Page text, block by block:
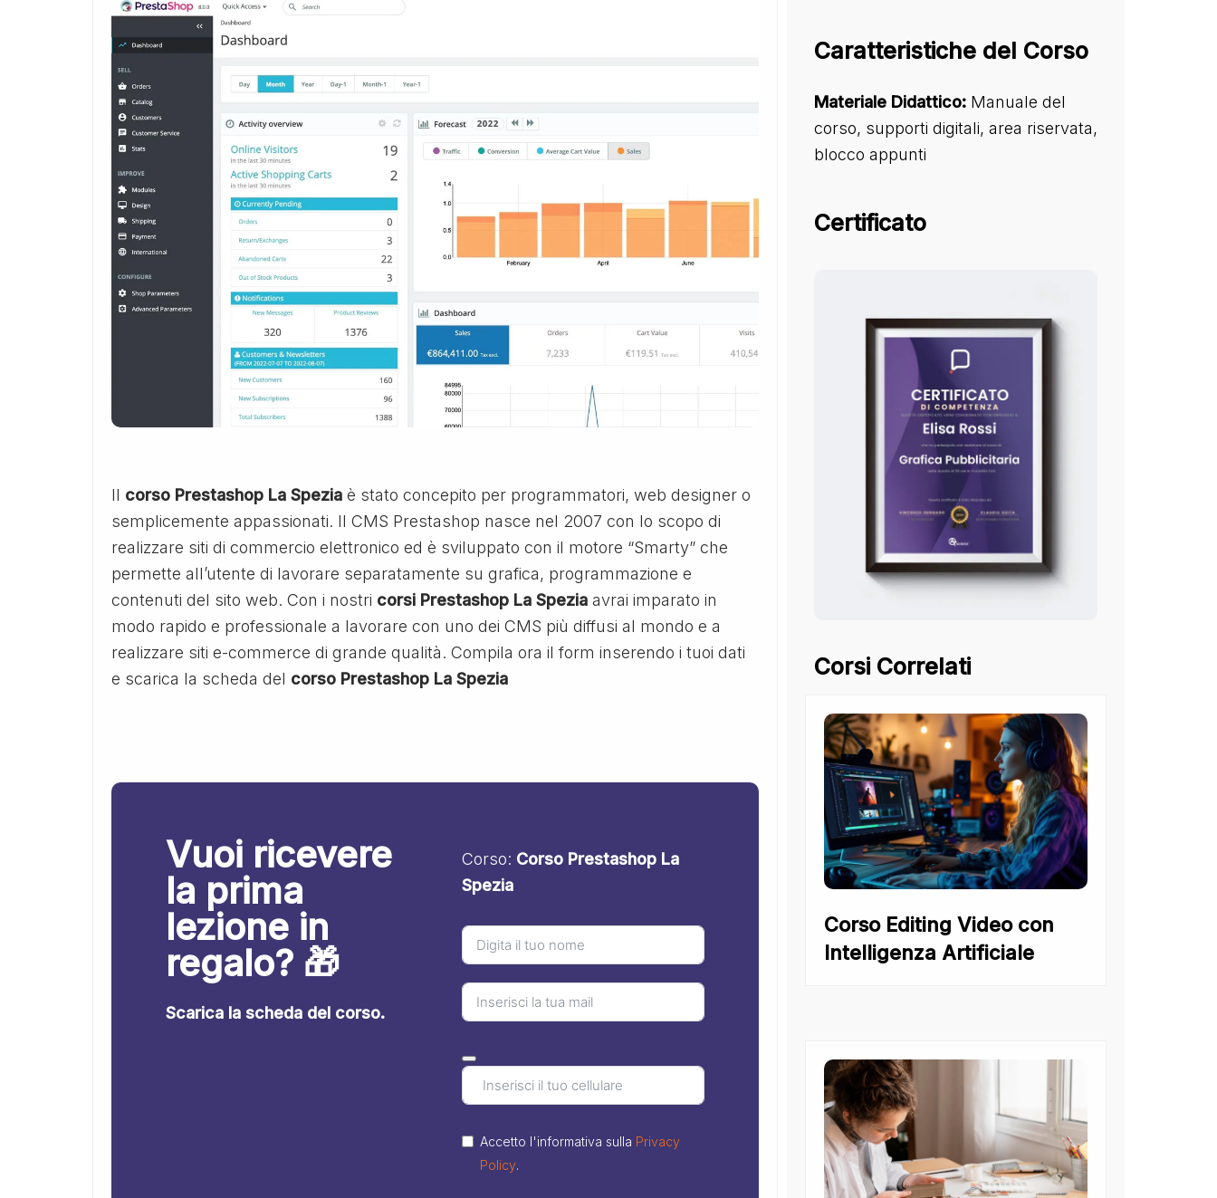
Il corso Prestashop La Spezia è stato concepito per programmatori, web designer o
semplicemente appassionati. Il CMS Prestashop nasce nel 2007 con lo scopo di
realizzare siti di commercio elettronico ed è sviluppato con il motore “Smarty” che
permette all’utente di lavorare separatamente su grafica, programmazione e
contenuti del sito web. Con i nostri corsi Prestashop La Spezia avrai imparato in
modo rapido e professionale a lavorare con uno dei CMS più diffusi al mondo e a
realizzare siti e-commerce di grande qualità. Compila ora il form inserendo i tuoi dati
e scarica la scheda del corso Prestashop La Spezia
Vuoi ricevere
la prima
lezione in
regalo? 🎁
Scarica la scheda del corso.
Corso: Corso Prestashop La
Spezia
Accetto l'informativa sulla Privacy
Policy.
Caratteristiche del Corso
Materiale Didattico:Manuale del
corso, supporti digitali, area riservata,
blocco appunti
Certificato
Corsi Correlati
Corso Editing Video con
Intelligenza Artificiale